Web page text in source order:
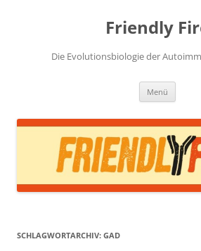
Friendly
Die Evolutionsbiologie der
Menü
SCHLAGWORTARCHIV: GAD